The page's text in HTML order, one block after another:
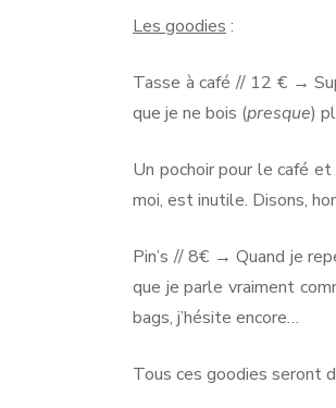
Les goodies :
Tasse à café // 12 € →
que je ne bois (presque)
Un pochoir pour le café
moi, est inutile. Disons,
Pin’s // 8€ → Quand je
que je parle vraiment
bags, j’hésite encore…
Tous ces goodies seront